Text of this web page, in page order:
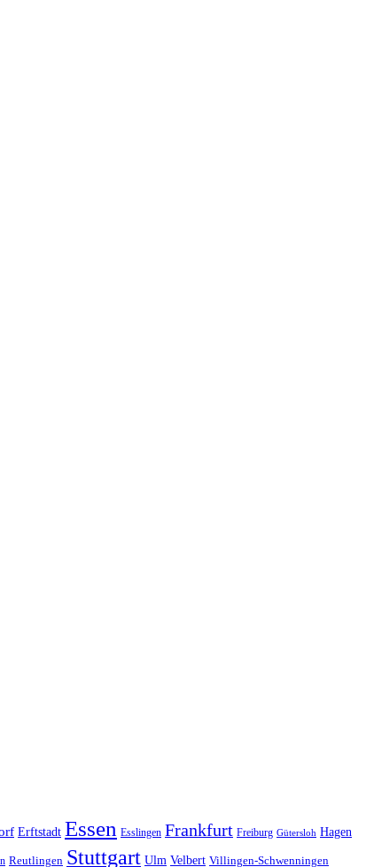
Erftstadt Essen Esslingen Frankfurt Freiburg Gütersloh Hagen
Reutlingen Stuttgart Ulm Velbert Villingen-Schwenningen